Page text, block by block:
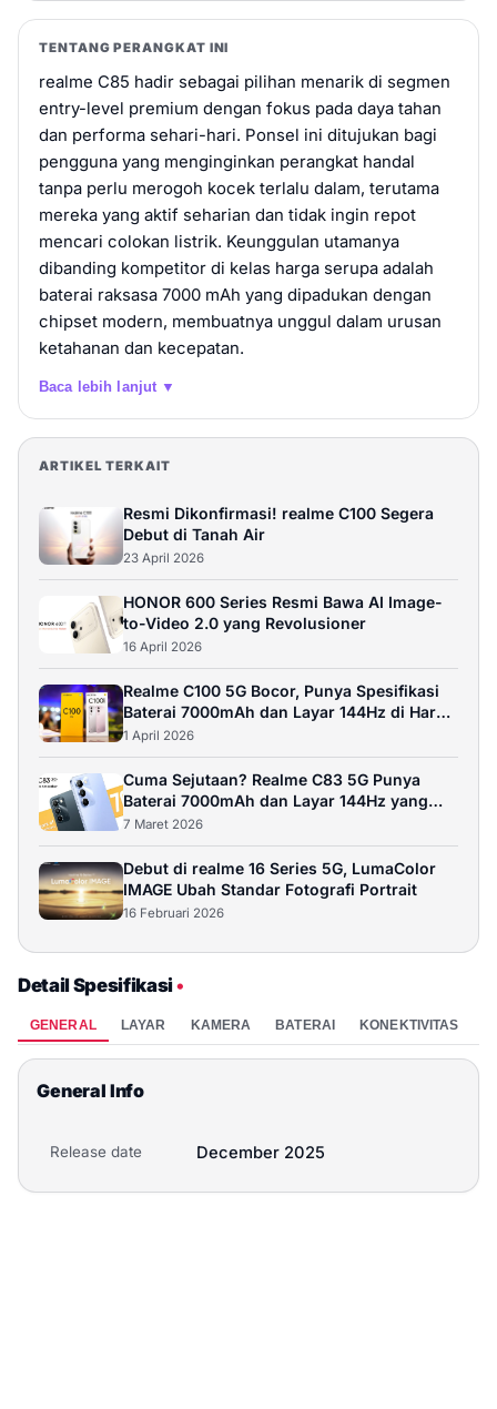
realme C85 Pro 8GB+128GB NFC | 7000mAh
Battery | 7.79mm Slim Design | 120Hz Screen |
Snapdragon 685 Processor - Parrot Purple
(8GB/128GB)
8GB / 128GB Rp 2.999.000
Beli
realme C85 8GB+256GB | NFC | 7000mAh Battery
| 50M AI Camera | | IP69 Tahan Air | 50M AI
Camera - Swan Black (8GB/256GB)
8GB / 256GB Rp 2.999.000
Beli
6GB / 128GB Rp 3.099.000
Beli
realme C85 4G
realme C85 Pro 8GB+256GB NFC | 7000mAh
Battery | 7.79mm Slim Design | 120Hz Screen |
Snapdragon 685 Processor - Parrot Purple
8GB / 256GB Rp 3.299.000
realme C85 Pro
8GB / 128GB Rp 3.399.000
TENTANG PERANGKAT INI
realme C85 hadir sebagai pilihan menarik di segmen
entry-level premium dengan fokus pada daya tahan
dan performa sehari-hari. Ponsel ini ditujukan bagi
pengguna yang menginginkan perangkat handal
tanpa perlu merogoh kocek terlalu dalam, terutama
mereka yang aktif seharian dan tidak ingin repot
mencari colokan listrik. Keunggulan utamanya
dibanding kompetitor di kelas harga serupa adalah
baterai raksasa 7000 mAh yang dipadukan dengan
chipset modern, membuatnya unggul dalam urusan
ketahanan dan kecepatan.
Baca lebih lanjut ▼
ARTIKEL TERKAIT
Resmi Dikonfirmasi! realme C100 Segera
Debut di Tanah Air
23 April 2026
HONOR 600 Series Resmi Bawa AI Image-
to-Video 2.0 yang Revolusioner
16 April 2026
Realme C100 5G Bocor, Punya Spesifikasi
Baterai 7000mAh dan Layar 144Hz di Harga
3 Jutaan?
1 April 2026
Cuma Sejutaan? Realme C83 5G Punya
Baterai 7000mAh dan Layar 144Hz yang
Bikin Melongo
7 Maret 2026
Debut di realme 16 Series 5G, LumaColor
IMAGE Ubah Standar Fotografi Portrait
16 Februari 2026
Detail Spesifikasi•
GENERAL LAYAR KAMERA BATERAI KONEKTIVITAS
General Info
Release date December 2025